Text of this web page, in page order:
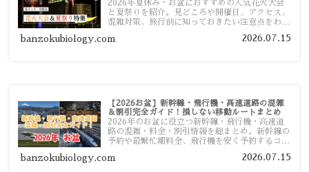
2026年夏休み・お盆におすすめの人気花火大会
と夏祭りを紹介。見どころや開催日、アクセス、
混雑対策、旅行前に知っておきたい注意点をわか
banzokubiology.com 2026.07.15
【2026お盆】新幹線・飛行機・高速道路の混雑
＆割引完全ガイド！損しない移動ルートまとめ
2026年のお盆に役立つ新幹線・飛行機・高速道
路の混雑・料金・割引情報を総まとめ。新幹線の
予約や最繁忙期料金、飛行機を安く予約するコ
い移動方法を分かりやすく解説します。
banzokubiology.com 2026.07.15